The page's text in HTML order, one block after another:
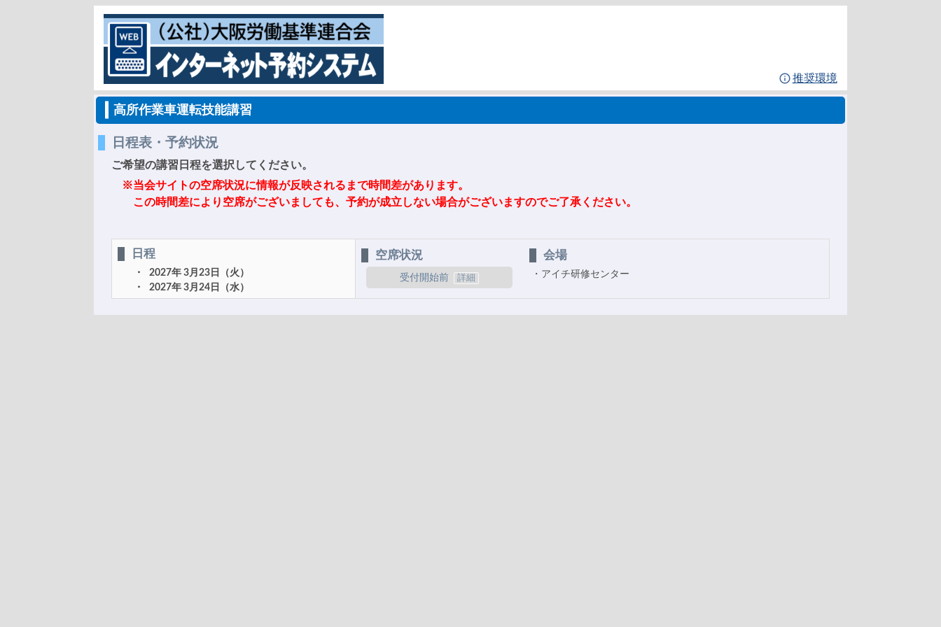
推奨環境
高所作業車運転技能講習
日程表・予約状況
ご希望の講習日程を選択してください。
※当会サイトの空席状況に情報が反映されるまで時間差があります。
この時間差により空席がございましても、予約が成立しない場合がございますのでご了承ください。
日程
2027年 3月23日（火）
2027年 3月24日（水）
会場
アイチ研修センター
空席状況
受付開始前